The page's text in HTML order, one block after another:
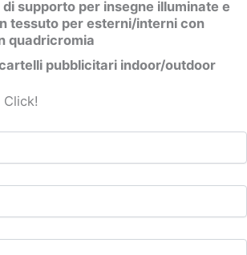
supporto per insegne illuminate e
tessuto per esterni/interni con
quadricromia
pubblicitari indoor/outdoor